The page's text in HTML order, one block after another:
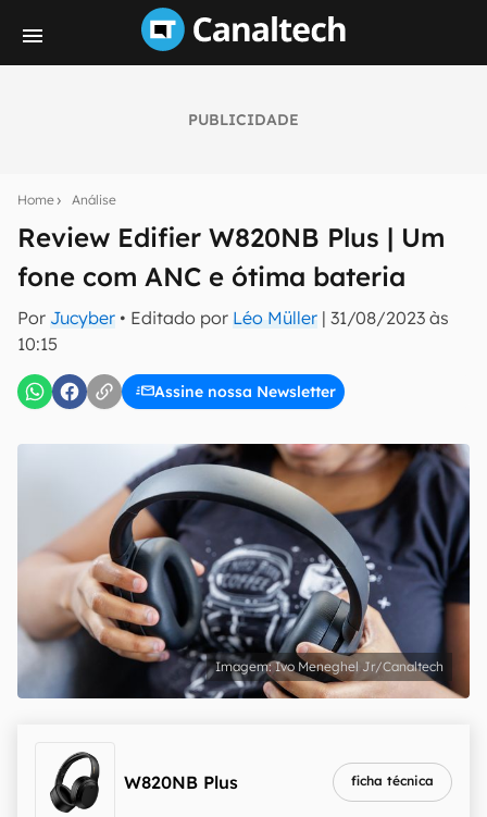
PUBLICIDADE
Home Análise
Review Edifier W820NB Plus | Um
fone com ANC e ótima bateria
Por Jucyber • Editado por Léo Müller | 31/08/2023 às
10:15
Assine nossa Newsletter
notícias e reviews sobre tecnologia em primeira
mão.
E-mail
Uso e Política de Privacidade do Canaltech.
Ivo Meneghel Jr/Canaltech
W820NB Plus ficha técnica